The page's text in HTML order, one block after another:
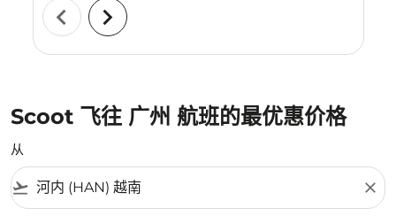
chevron_left chevron_right
Scoot 飞往 广州 航班的最优惠价格
从
flight_takeoff close